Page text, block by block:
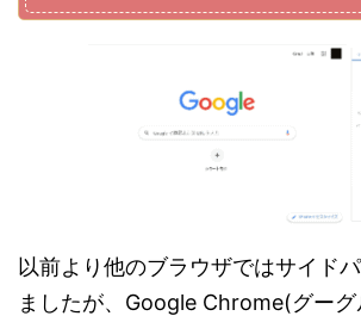
以前より他のブラウザではサイド
ましたが、Google Chrome(グー